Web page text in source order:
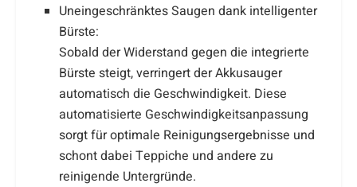
Uneingeschränktes Saugen dank intelligenter
Bürste:
Sobald der Widerstand gegen die integrierte
Bürste steigt, verringert der Akkusauger
automatisch die Geschwindigkeit. Diese
automatisierte Geschwindigkeitsanpassung
sorgt für optimale Reinigungsergebnisse und
schont dabei Teppiche und andere zu
reinigende Untergründe.